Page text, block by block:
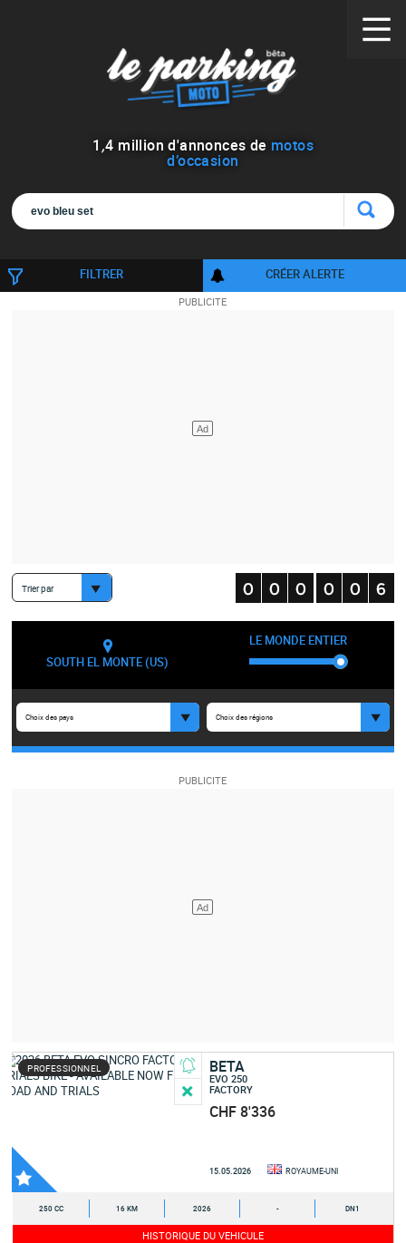
1 ,4 million d'annonces de motos
d’occasion
FILTRER CRÉER ALERTE
Trier par
SOUTH EL MONTE (US)
LE MONDE ENTIER
Choix des pays Choix des régions
PROFESSIONNEL BETA
EVO 250
FACTORY
CHF 8'336
15.05.2026 ROYAUME-UNI
250 CC 16 KM 2026 - DN1
HISTORIQUE DU VEHICULE